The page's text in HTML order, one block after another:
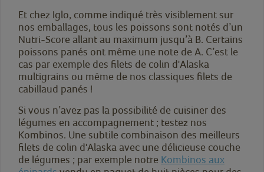
Et chez Iglo, comme indiqué très visiblement sur
nos emballages, tous les poissons sont notés d’un
Nutri-Score allant au maximum jusqu’à B. Certains
poissons panés ont même une note de A. C’est le
cas par exemple des filets de colin d'Alaska
multigrains ou même de nos classiques filets de
cabillaud panés !
Si vous n’avez pas la possibilité de cuisiner des
légumes en accompagnement ; testez nos
Kombinos. Une subtile combinaison des meilleurs
filets de colin d'Alaska avec une délicieuse couche
de légumes ; par exemple notre Kombinos aux